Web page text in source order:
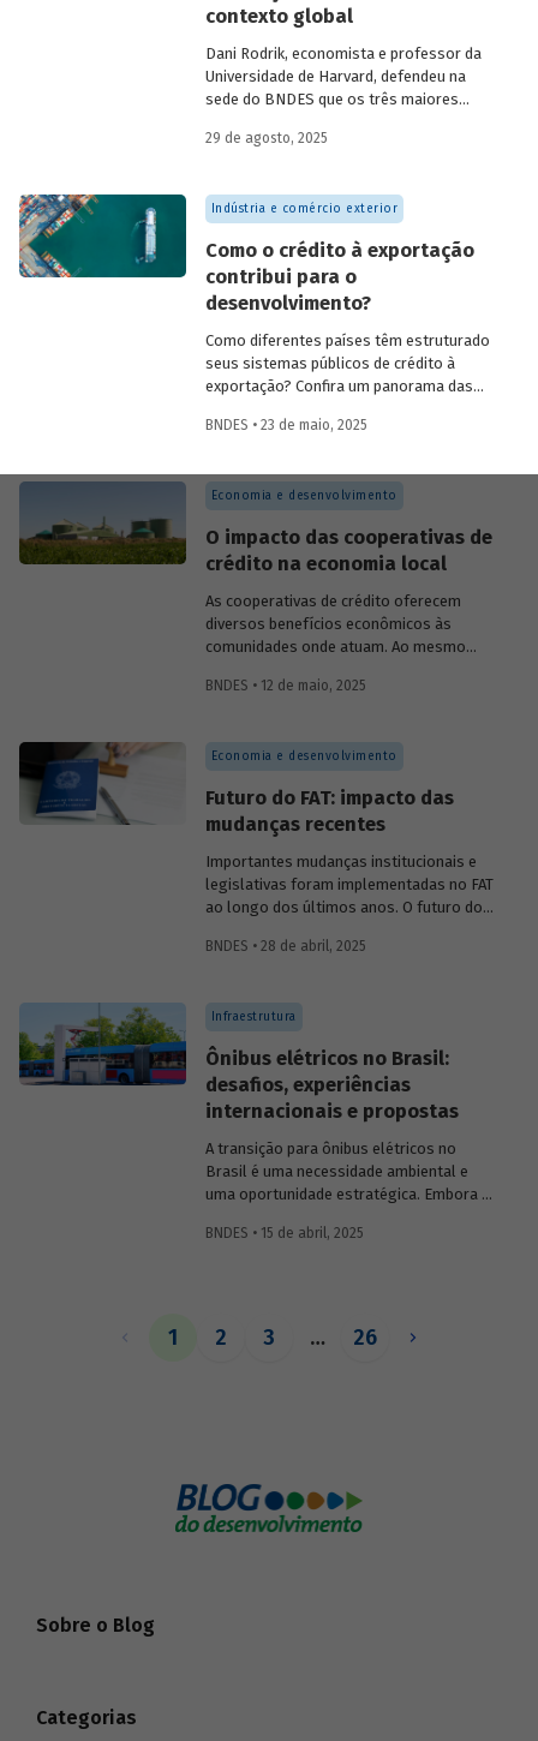
como: Acción Internacional, Banco
(BID), Inter-American Foundation e
Women’s World Banking.
contexto global
Dani Rodrik, economista e professor da
Universidade de Harvard, defendeu na
sede do BNDES que os três maiores
restauração da classe média e redução da
mudanças estruturais. Conheça seus
argumentos.
29 de agosto, 2025
Indústria e comércio exterior
Como o crédito à exportação
contribui para o
desenvolvimento?
Como diferentes países têm estruturado
seus sistemas públicos de crédito à
exportação? Confira um panorama das
entenda como esses sistemas
econômico, a inovação e a inserção
competitiva no mercado global.
BNDES • 23 de maio, 2025
Economia e desenvolvimento
O impacto das cooperativas de
crédito na economia local
As cooperativas de crédito oferecem
diversos benefícios econômicos às
comunidades onde atuam. Ao mesmo
arrecadação e produtividade; reduzem
Conversamos com o pesquisador da Fipe,
dessas cooperativas na economia local.
BNDES • 12 de maio, 2025
Economia e desenvolvimento
Futuro do FAT: impacto das
mudanças recentes
Importantes mudanças institucionais e
legislativas foram implementadas no FAT
ao longo dos últimos anos. O futuro do
– depende do que será feito a partir delas.
BNDES • 28 de abril, 2025
Infraestrutura
Ônibus elétricos no Brasil:
desafios, experiências
internacionais e propostas
A transição para ônibus elétricos no
Brasil é uma necessidade ambiental e
uma oportunidade estratégica. Embora os
experiências internacionais comprovam
BNDES • 15 de abril, 2025
1 2 3 … 26
Sobre o Blog
Categorias